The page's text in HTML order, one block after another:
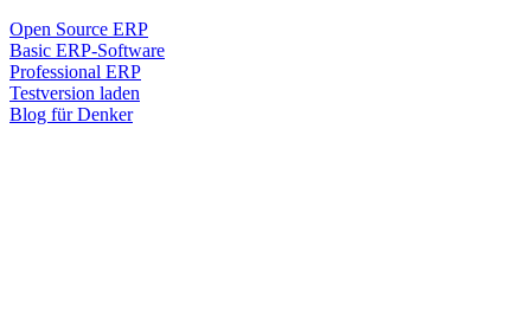
Open Source ERP
Basic ERP-Software
Professional ERP
Testversion laden
Blog für Denker